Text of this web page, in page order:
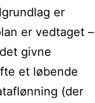
er
er vedtaget –
givne
et løbende
(der